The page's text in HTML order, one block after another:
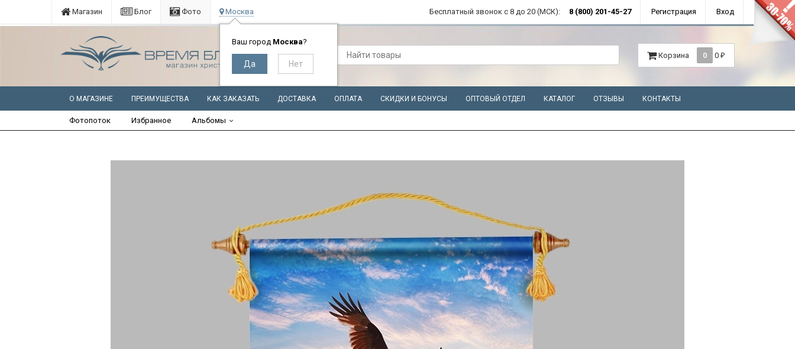
Магазин Блог Фото Москва
Ваш город Москва?
Бесплатный звонок с 8 до 20 (МСК): 8 (800) 201-45-27 Регистрация Вход
Корзина 0 0 ₽
О МАГАЗИНЕ ПРЕИМУЩЕСТВА КАК ЗАКАЗАТЬ ДОСТАВКА ОПЛАТА СКИДКИ И БОНУСЫ ОПТОВЫЙ ОТДЕЛ КАТАЛОГ ОТЗЫВЫ КОНТАКТЫ
Фотопоток Избранное Альбомы